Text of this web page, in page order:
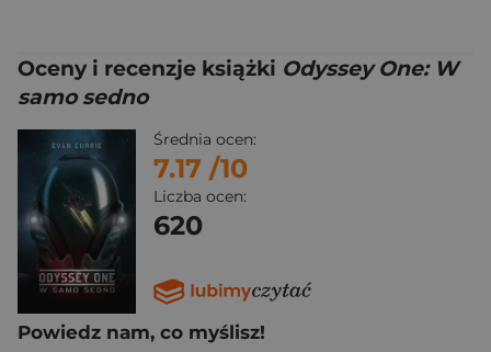
Oceny i recenzje książki Odyssey One: W
samo sedno
Średnia ocen:
7.17 /10
Liczba ocen:
620
Powiedz nam, co myślisz!